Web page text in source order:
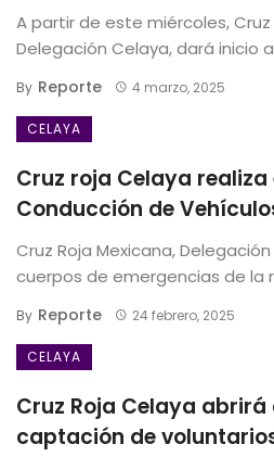
A partir de este miércoles, Cruz
Delegación Celaya, dará inicio
By Reporte 4 marzo, 2025
CELAYA
Cruz roja Celaya realiza
Conducción de
Cruz Roja Mexicana,
cuerpos de emergencias de la
By Reporte 24 febrero, 2025
CELAYA
Cruz Roja Celaya
captación de